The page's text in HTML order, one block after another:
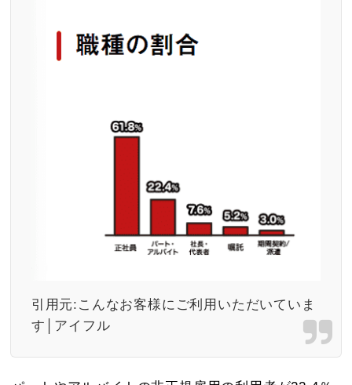
引用元: こんなお客様にご利用いただいていま
す│アイフル